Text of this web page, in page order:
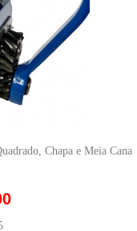
Chapa e Meia Cana